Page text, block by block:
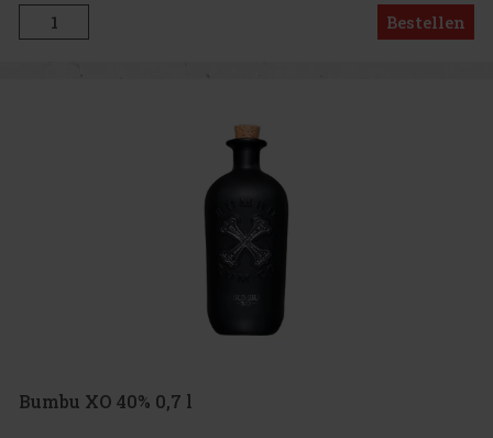
Bestellen
Bumbu XO 40% 0,7 l